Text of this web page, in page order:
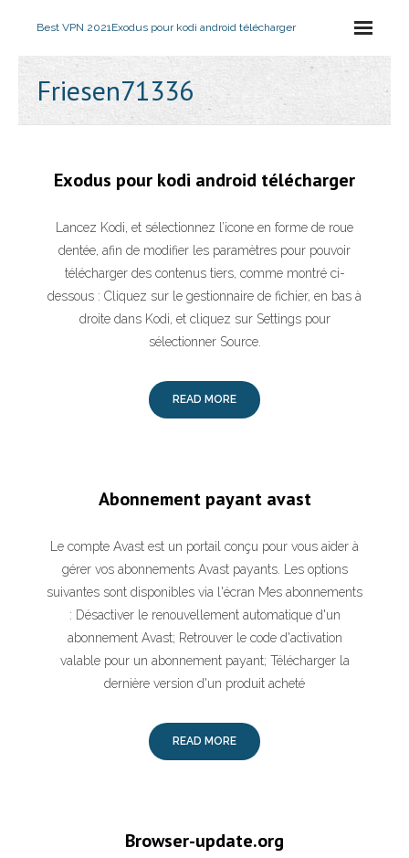
Best VPN 2021Exodus pour kodi android télécharger
Friesen71336
Exodus pour kodi android télécharger
Lancez Kodi, et sélectionnez l’icone en forme de roue
dentée, afin de modifier les paramètres pour pouvoir
télécharger des contenus tiers, comme montré ci-
dessous : Cliquez sur le gestionnaire de fichier, en bas à
droite dans Kodi, et cliquez sur Settings pour
sélectionner Source.
READ MORE
Abonnement payant avast
Le compte Avast est un portail conçu pour vous aider à
gérer vos abonnements Avast payants. Les options
suivantes sont disponibles via l'écran Mes abonnements
: Désactiver le renouvellement automatique d'un
abonnement Avast; Retrouver le code d'activation
valable pour un abonnement payant; Télécharger la
dernière version d'un produit acheté
READ MORE
Browser-update.org